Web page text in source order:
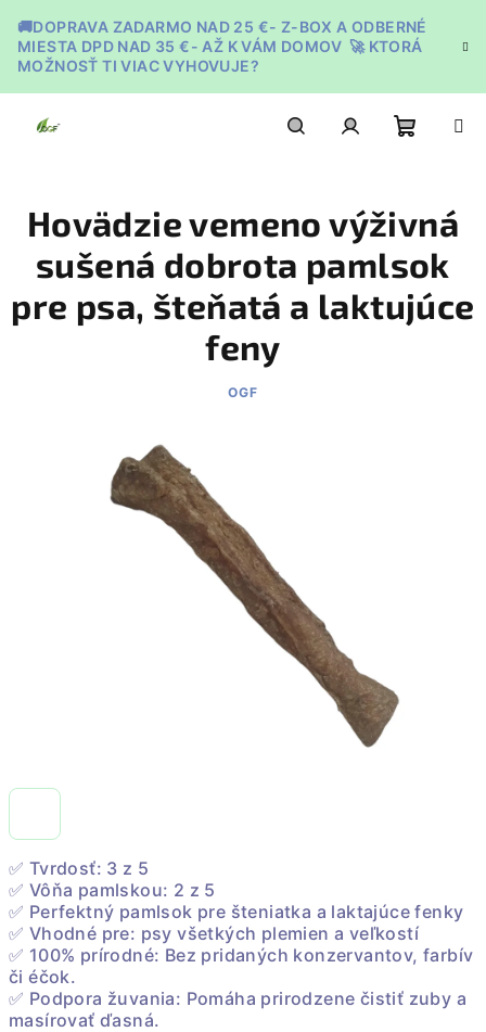
na
obsah
🚚DOPRAVA ZADARMO NAD 25 €- Z-BOX A ODBERNÉ
MIESTA DPD NAD 35 €- AŽ K VÁM DOMOV 🚀 KTORÁ
MOŽNOSŤ TI VIAC VYHOVUJE?
košík
✅ Tvrdosť: 3 z 5
✅ Vôňa pamlskou: 2 z 5
✅ Perfektný pamlsok pre šteniatka a laktajúce fenky
✅ Vhodné pre: psy všetkých plemien a veľkostí
✅ 100% prírodné: Bez pridaných konzervantov, farbív
či éčok.
✅ Podpora žuvania: Pomáha prirodzene čistiť zuby a
masírovať ďasná.
Hovädzie vemeno výživná
sušená dobrota pamlsok
pre psa, šteňatá a laktujúce
feny
OGF